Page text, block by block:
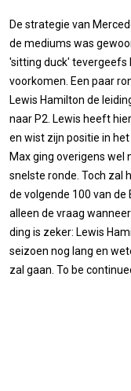
De strategie van
de mediums was
'sitting duck' tevergeefs
voorkomen. Een paar
Lewis Hamilton de
naar P2. Lewis heeft
en wist zijn positie in
Max ging overigens wel
snelste ronde. Toch zal
de volgende 100 van
alleen de vraag
ding is zeker: Lewis
seizoen nog lang en
zal gaan. To be